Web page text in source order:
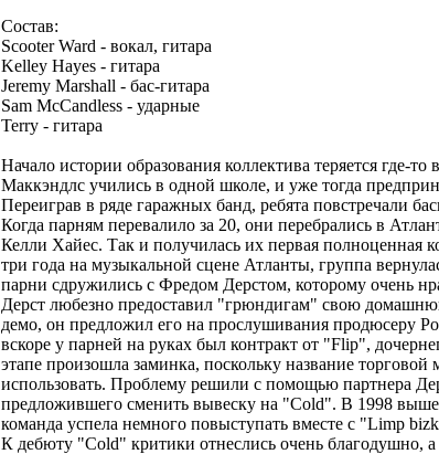
Состав:
Scooter Ward - вокал, гитара
Kelley Hayes - гитара
Jeremy Marshall - бас-гитара
Sam McCandless - ударные
Terry - гитара
Начало истории образования коллектива теряется где-
Маккэндлс учились в одной школе, и уже тогда
Переиграв в ряде гаражных банд, ребята повстречали
Когда парням перевалило за 20, они перебрались в
Келли Хайес. Так и получилась их первая полноценная
три года на музыкальной сцене Атланты, группа
парни сдружились с Фредом Дерстом, которому очень
Дерст любезно предоставил "грюндигам" свою
демо, он предложил его на прослушивания продюсеру
вскоре у парней на руках был контракт от "Flip",
этапе произошла заминка, поскольку название
использовать. Проблему решили с помощью партнера
предложившего сменить вывеску на "Cold". В 1998
команда успела немного повыступать вместе с "Limp
К дебюту "Cold" критики отнеслись очень благодушно,